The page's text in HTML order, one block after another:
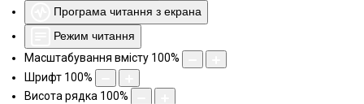
Програма читання з екрана
Режим читання
Масштабування вмісту 100%
Шрифт 100%
Висота рядка 100%